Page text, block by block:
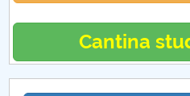
Cantina